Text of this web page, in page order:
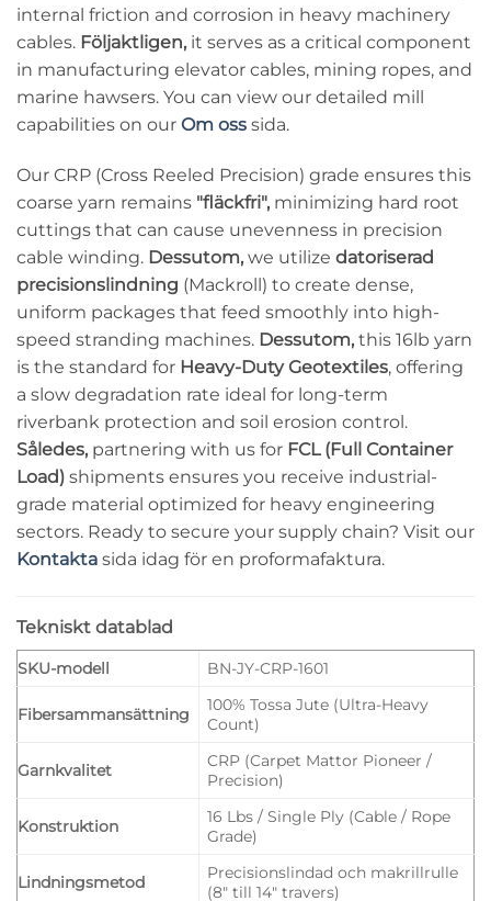
internal friction and corrosion in heavy machinery
cables. Följaktligen, it serves as a critical component
in manufacturing elevator cables, mining ropes, and
marine hawsers. You can view our detailed mill
capabilities on our Om oss sida.
Our CRP (Cross Reeled Precision) grade ensures this
coarse yarn remains "fläckfri", minimizing hard root
cuttings that can cause unevenness in precision
cable winding. Dessutom, we utilize datoriserad
precisionslindning (Mackroll) to create dense,
uniform packages that feed smoothly into high-
speed stranding machines. Dessutom, this 16lb yarn
is the standard for Heavy-Duty Geotextiles, offering
a slow degradation rate ideal for long-term
riverbank protection and soil erosion control.
Således, partnering with us for FCL (Full Container
Load) shipments ensures you receive industrial-
grade material optimized for heavy engineering
sectors. Ready to secure your supply chain? Visit our
Kontakta sida idag för en proformafaktura.
Tekniskt datablad
SKU-modell BN-JY-CRP-1601
Fibersammansättning
100% Tossa Jute (Ultra-Heavy
Count)
Garnkvalitet
CRP (Carpet Mattor Pioneer /
Precision)
Konstruktion
16 Lbs / Single Ply (Cable / Rope
Grade)
Lindningsmetod
Precisionslindad och makrillrulle
(8″ till 14″ travers)